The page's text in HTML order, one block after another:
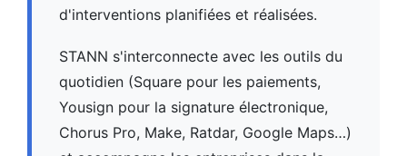
d'interventions planifiées et réalisées.
STANN s'interconnecte avec les outils du
quotidien (Square pour les paiements,
Yousign pour la signature électronique,
Chorus Pro, Make, Ratdar, Google Maps…)